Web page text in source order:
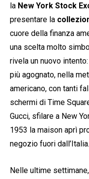
la New York Stock
presentare la
cuore della finanza
una scelta molto
rivela un nuovo
più agognato, nella
americano, con tanti
schermi di Time
Gucci, sfilare a New
1953 la maison aprì
negozio fuori dall’Italia.
Nelle ultime